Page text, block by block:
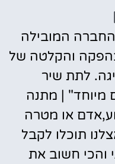
החברה המובילה
מאז שנת 2011 בהפקה והקלטה של
לתת שיר
מיוחד" | מתנה
או מטרה
תוכלו לקבל
והכי חשוב את